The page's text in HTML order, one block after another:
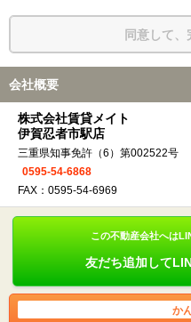
同意して
会社概要
株式会社賃貸メイト
伊賀忍者市駅店
三重県知事免許（6）第002522号
0595-54-6868
FAX：0595-54-6969
この不動産会社へは
友だち追加して
か